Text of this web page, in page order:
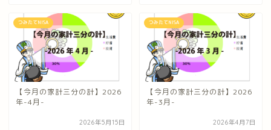
つみたてNISA
【今月の家計三分の計】2026
年-4月-
2026年5月15日
つみたてNISA
【今月の家計三分の計】2026
年-3月-
2026年4月7日